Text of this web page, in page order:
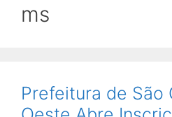
ms
Prefeitura de São